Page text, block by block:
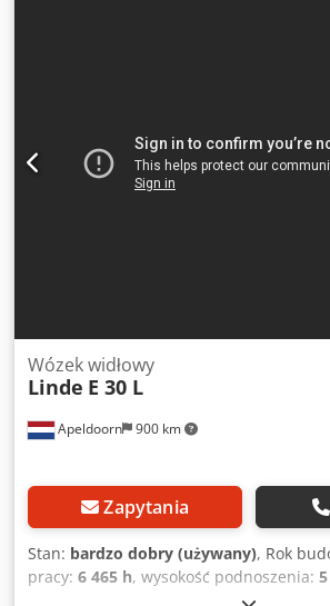
100% Opony tylne typ: superelastyczne
80 - 100% Typ baterii: PzS Rok
baterii: 80 - 100% Opis: Pojazd jest
półkabina, pełny wolny skok, joystick,
Agnjf
Apeldoorn 900 km
Wózek widłowy
Linde E 30 L
Zapytania
Stan: bardzo dobry (używany), Rok
pracy: 6 465 h, wysokość podnoszenia:
, typ masztu: